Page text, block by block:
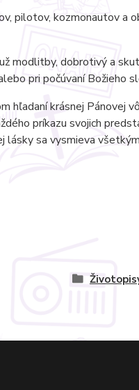
pilotov, kozmonautov a
modlitby, dobrotivý a
pri počúvaní Božieho
hľadaní krásnej Pánovej
príkazu svojich
lásky sa vysmieva